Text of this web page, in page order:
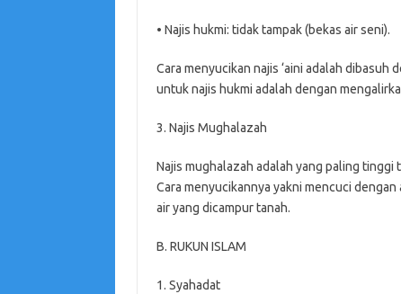
• Najis hukmi: tidak tampak (bekas air seni).
Cara menyucikan najis ‘aini adalah dibasuh
untuk najis hukmi adalah dengan
3. Najis Mughalazah
Najis mughalazah adalah yang paling tinggi
Cara menyucikannya yakni mencuci
air yang dicampur tanah.
B. RUKUN ISLAM
1. Syahadat